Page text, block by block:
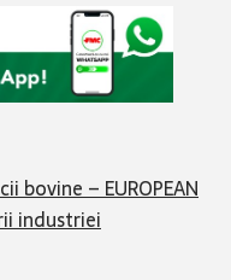
bovine – EUROPEAN
industriei